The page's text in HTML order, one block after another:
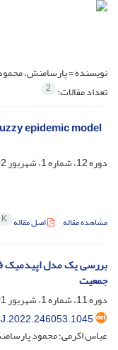
نویسنده =پارسامنش،
تعداد مقالات: 2
epidemic model
دوره 12، شماره 1، شهریور 1402، صفحه
مشاهده مقاله اصل مقاله
بررسی یک مدل اپیدمیک
جمعیت
دوره 11، شماره 1، شهریور 1401، صفحه
عباس اکرمی؛ محمود